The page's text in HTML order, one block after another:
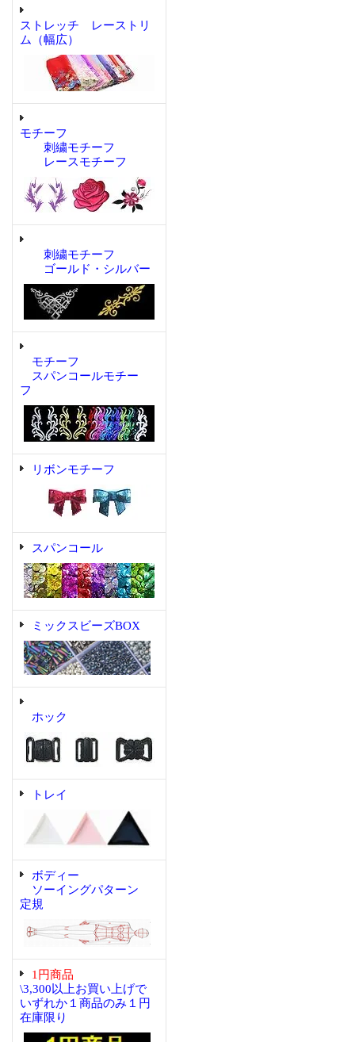
ストレッチ レーストリ
ム（幅広）
モチーフ
刺繍モチーフ
レースモチーフ
刺繍モチーフ
ゴールド・シルバー
モチーフ
スパンコールモチー
フ
リボンモチーフ
スパンコール
ミックスビーズBOX
ホック
トレイ
ボディー
ソーイングパターン
定規
1円商品
\3,300以上お買い上げで
いずれか１商品のみ１円
在庫限り